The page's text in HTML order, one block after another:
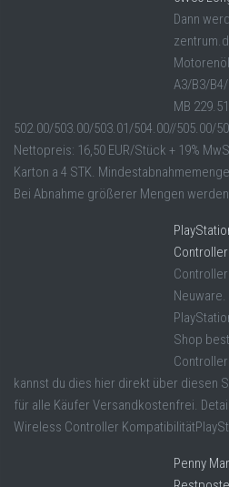
Dann
A3/B3/
MB
502.00/503.00/503.01/504.00//505.00/
Nettopreis: 16,50 EUR/Stück + 19%
Karton a 4 STK.
Bei Abnahme größerer Mengen
Shop
kannst du dies hier direkt über diesen
für alle Käufer Versandkostenfrei.
Wireless Controller
Penny